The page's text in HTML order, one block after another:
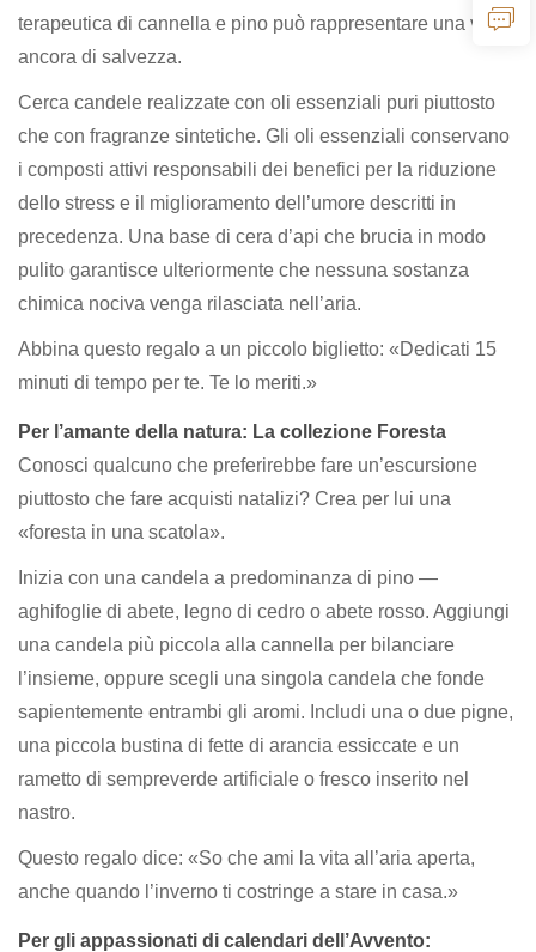
terapeutica di cannella e pino può rappresentare una vera
ancora di salvezza.
Cerca candele realizzate con oli essenziali puri piuttosto
che con fragranze sintetiche. Gli oli essenziali conservano
i composti attivi responsabili dei benefici per la riduzione
dello stress e il miglioramento dell’umore descritti in
precedenza. Una base di cera d’api che brucia in modo
pulito garantisce ulteriormente che nessuna sostanza
chimica nociva venga rilasciata nell’aria.
Abbina questo regalo a un piccolo biglietto: «Dedicati 15
minuti di tempo per te. Te lo meriti.»
Per l’amante della natura: La collezione Foresta
Conosci qualcuno che preferirebbe fare un’escursione
piuttosto che fare acquisti natalizi? Crea per lui una
«foresta in una scatola».
Inizia con una candela a predominanza di pino —
aghifoglie di abete, legno di cedro o abete rosso. Aggiungi
una candela più piccola alla cannella per bilanciare
l’insieme, oppure scegli una singola candela che fonde
sapientemente entrambi gli aromi. Includi una o due pigne,
una piccola bustina di fette di arancia essiccate e un
rametto di sempreverde artificiale o fresco inserito nel
nastro.
Questo regalo dice: «So che ami la vita all’aria aperta,
anche quando l’inverno ti costringe a stare in casa.»
Per gli appassionati di calendari dell’Avvento: